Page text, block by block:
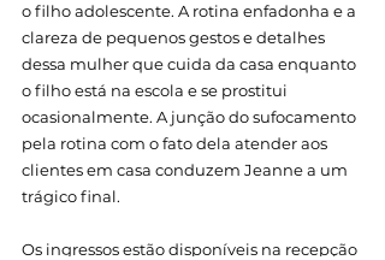
o filho adolescente. A rotina enfadonha e a
clareza de pequenos gestos e detalhes
dessa mulher que cuida da casa enquanto
o filho está na escola e se prostitui
ocasionalmente. A junção do sufocamento
pela rotina com o fato dela atender aos
clientes em casa conduzem Jeanne a um
trágico final.
Os ingressos estão disponíveis na recepção